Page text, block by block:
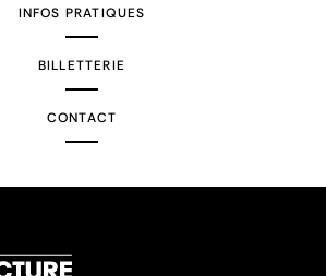
INFOS PRATIQUES
BILLETTERIE
CONTACT